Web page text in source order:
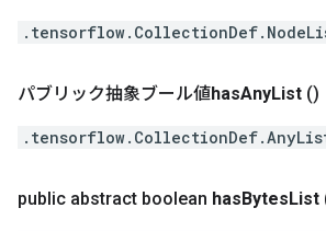
パブリック抽象ブール値hasAnyList ()
public abstract boolean hasBytesList